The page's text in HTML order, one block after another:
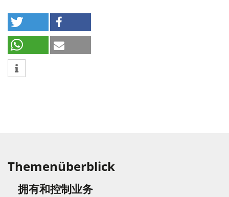
Themenüberblick
拥有和控制业务